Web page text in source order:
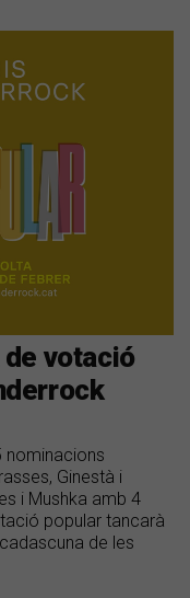
votació
nominacions
Ginestà i
i Mushka amb 4
popular tancarà
de les